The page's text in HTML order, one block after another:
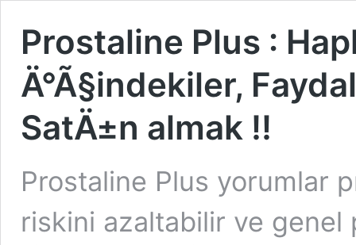
Prostaline Plus :
Ä°Ã§indekiler,
SatÄ±n almak !!
Prostaline Plus yorumlar
riskini azaltabilir ve genel